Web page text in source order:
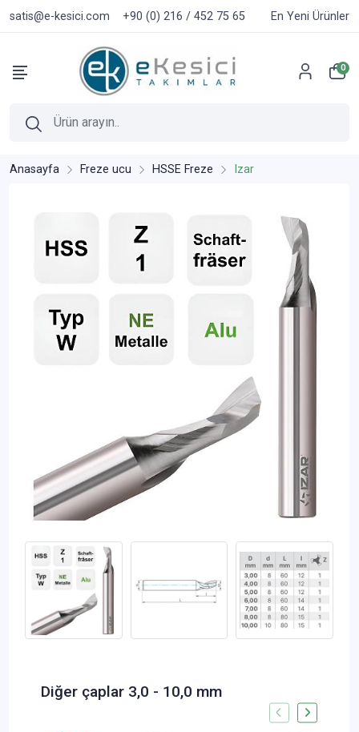
satis@e-kesici.com +90 (0) 216 / 452 75 65 En Yeni Ürünler
0
Anasayfa Freze ucu HSSE Freze Izar
Diğer çaplar 3,0 - 10,0 mm